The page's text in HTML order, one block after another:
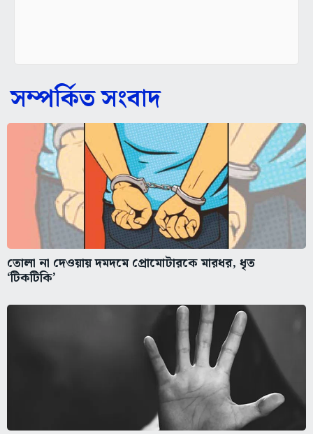
সম্পর্কিত সংবাদ
তোলা না দেওয়ায় দমদমে প্রোমোটারকে মারধর, ধৃত
‘টিকটিকি’